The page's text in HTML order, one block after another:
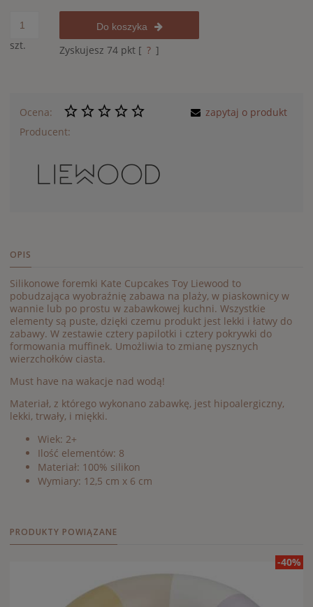
szt.
Do koszyka
Zyskujesz74 pkt [ ? ]
Ocena:
Producent:
zapytaj o produkt
OPIS
Silikonowe foremki Kate Cupcakes Toy Liewood to
pobudzająca wyobraźnię zabawa na plaży, w piaskownicy w
wannie lub po prostu w zabawkowej kuchni. Wszystkie
elementy są puste, dzięki czemu produkt jest lekki i łatwy do
zabawy. W zestawie cztery papilotki i cztery pokrywki do
formowania muffinek. Umożliwia to zmianę pysznych
wierzchołków ciasta.
Must have na wakacje nad wodą!
Materiał, z którego wykonano zabawkę, jest hipoalergiczny,
lekki, trwały, i miękki.
Wiek: 2+
Ilość elementów: 8
Materiał: 100% silikon
Wymiary: 12,5 cm x 6 cm
PRODUKTY POWIĄZANE
-40%